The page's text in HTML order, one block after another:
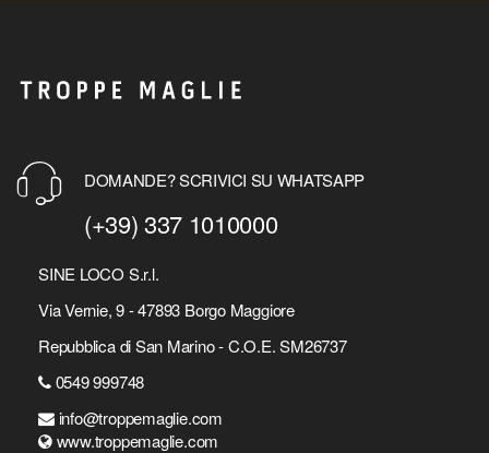
DOMANDE? SCRIVICI SU WHATSAPP
(+39) 337 1010000
SINE LOCO S.r.l.
Via Vernie, 9 - 47893 Borgo Maggiore
Repubblica di San Marino - C.O.E. SM26737
0549 999748
info@troppemaglie.com
www.troppemaglie.com